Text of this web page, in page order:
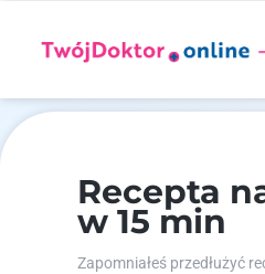
Recepta
w 15 min
Zapomniałeś przedłużyć